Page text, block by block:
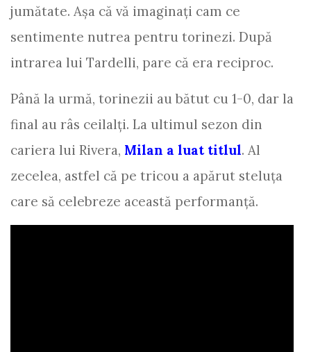
jumătate. Așa că vă imaginați cam ce
sentimente nutrea pentru torinezi. După
intrarea lui Tardelli, pare că era reciproc.
Până la urmă, torinezii au bătut cu 1-0, dar la
final au râs ceilalţi. La ultimul sezon din
cariera lui Rivera, Milan a luat titlul. Al
zecelea, astfel că pe tricou a apărut steluţa
care să celebreze această performanţă.